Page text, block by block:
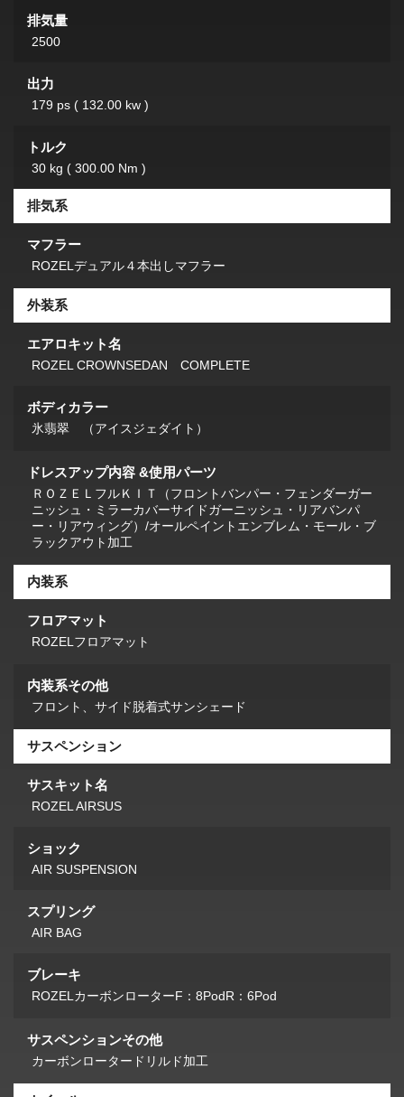
排気量
2500
出力
179 ps ( 132.00 kw )
トルク
30 kg ( 300.00 Nm )
排気系
マフラー
ROZELデュアル４本出しマフラー
外装系
エアロキット名
ROZEL CROWNSEDAN COMPLETE
ボディカラー
氷翡翠 （アイスジェダイト）
ドレスアップ内容 &使用パーツ
ＲＯＺＥＬフルＫＩＴ（フロントバンパー・フェンダーガー
ニッシュ・ミラーカバーサイドガーニッシュ・リアバンパ
ー・リアウィング）/オールペイントエンブレム・モール・ブ
ラックアウト加工
内装系
フロアマット
ROZELフロアマット
内装系その他
フロント、サイド脱着式サンシェード
サスペンション
サスキット名
ROZEL AIRSUS
ショック
AIR SUSPENSION
スプリング
AIR BAG
ブレーキ
ROZELカーボンローターF：8PodR：6Pod
サスペンションその他
カーボンロータードリルド加工